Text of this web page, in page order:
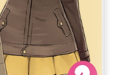
載角川コミックス・エー
：高橋亨助監督：岡本英
構成：待田堂子キャラク
・総作画監督：高品有
メーター：沈宏プロッ
奥田万つ里色彩設計：